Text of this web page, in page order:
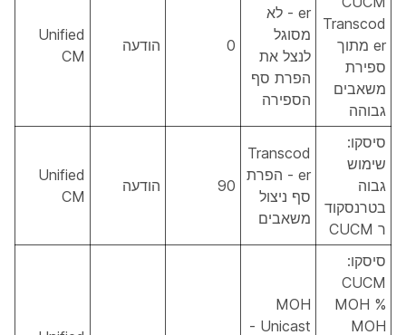
Transcod
er מתוך
ספירת
משאבים
גבוהה
er - לא
מסוגל
לנצל את
הפרת סף
הספירה
0 הודעה
Unified
CM
סיסקו:
שימוש
גבוה
בטרנסקוד
ר CUCM
Transcod
er - הפרת
סף ניצול
משאבים
90 הודעה
Unified
CM
סיסקו:
CUCM
MOH %
MOH
MOH
Unicast -